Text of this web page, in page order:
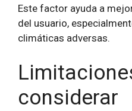
Este factor ayuda a
del usuario,
climáticas adversas.
considerar